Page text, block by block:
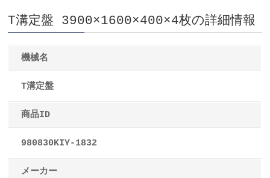
T溝定盤 3900×1600×400×4枚の詳細情報
機械名
T溝定盤
商品ID
980830KIY-1832
メーカー